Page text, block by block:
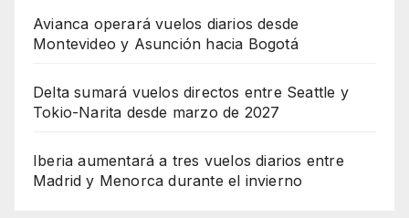
Avianca operará vuelos diarios desde
Montevideo y Asunción hacia Bogotá
Delta sumará vuelos directos entre Seattle y
Tokio-Narita desde marzo de 2027
Iberia aumentará a tres vuelos diarios entre
Madrid y Menorca durante el invierno